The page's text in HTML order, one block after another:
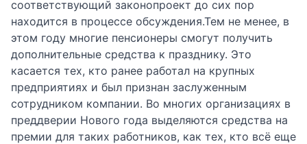
соответствующий законопроект до сих пор
находится в процессе обсуждения.Тем не менее, в
этом году многие пенсионеры смогут получить
дополнительные средства к празднику. Это
касается тех, кто ранее работал на крупных
предприятиях и был признан заслуженным
сотрудником компании. Во многих организациях в
преддверии Нового года выделяются средства на
премии для таких работников, как тех, кто всё еще